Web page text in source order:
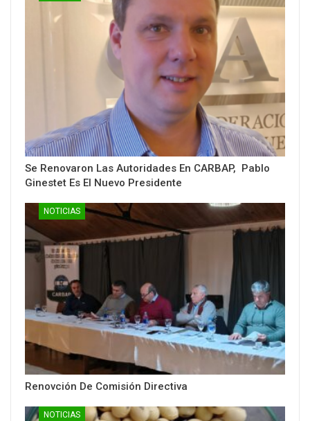
Se Renovaron Las Autoridades En CARBAP, Pablo
Ginestet Es El Nuevo Presidente
NOTICIAS
Renovción De Comisión Directiva
NOTICIAS